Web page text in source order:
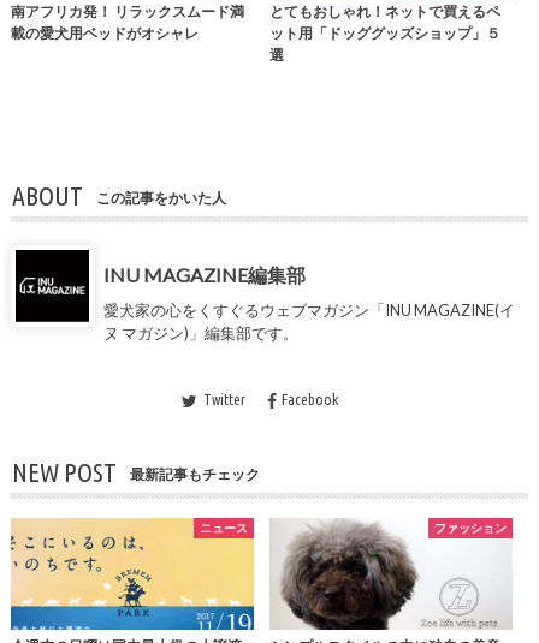
南アフリカ発！ リラックスムード満
載の愛犬用ベッドがオシャレ
とてもおしゃれ！ネットで買えるペ
ット用「ドッググッズショップ」５
選
ABOUT この記事をかいた人
INU MAGAZINE編集部
愛犬家の心をくすぐるウェブマガジン「INU MAGAZINE(イ
ヌ マガジン)」編集部です。
Twitter Facebook
NEW POST 最新記事もチェック
ニュース ファッション